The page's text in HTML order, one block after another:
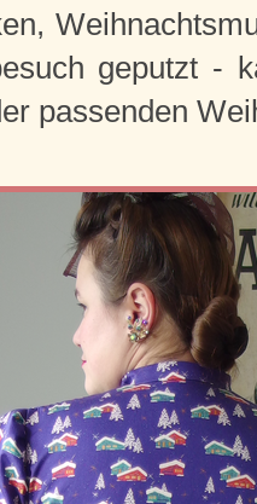
geputzt -
passenden